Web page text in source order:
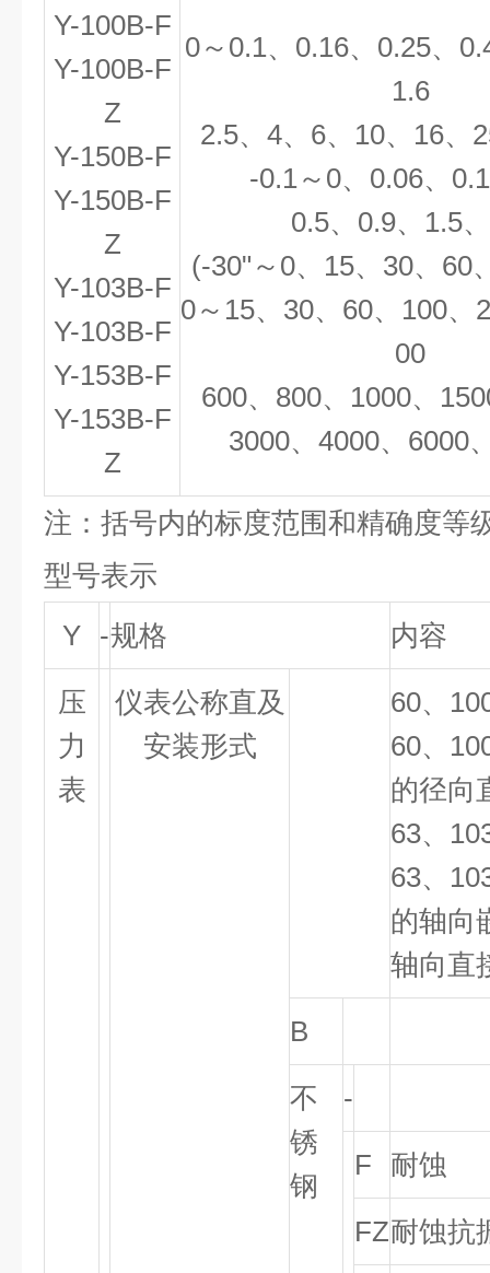
Y-100B-F
Y-100B-F
Z
Y-150B-F
Y-150B-F
Z
Y-103B-F
Y-103B-F
Y-153B-F
Y-153B-F
Z
0～ 0.1、 0.16、 0.25、
1.6
2.5、 4、 6、 10、 16、
-0.1～ 0、 0.06、
0.5、 0.9、 1.5、
(-30" ～ 0、 15、 30、 60
0～ 15、 30、 60、 100、
00
600、 800、 1000、
3000、 4000、 6000
注：括号内的标度范围和精确度等
型号表示
Y -规格 内容
压
力
表
仪表公称直及
安装形式
60、
60、
的径向
63、
63、
的轴向
轴向直
B
不
锈
钢
-
F 耐蚀
FZ耐蚀抗